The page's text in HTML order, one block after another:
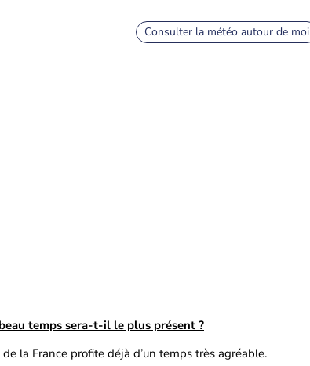
Consulter la météo autour de moi
temps sera-t-il le plus présent ?
de la France profite déjà d’un temps très agréable.